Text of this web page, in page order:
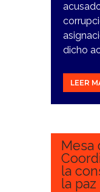
dicho
LEER
16
Mesa
la
la